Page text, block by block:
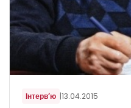
Інтерв’ю |13.04.2015